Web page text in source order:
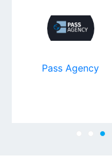
Pass Agency